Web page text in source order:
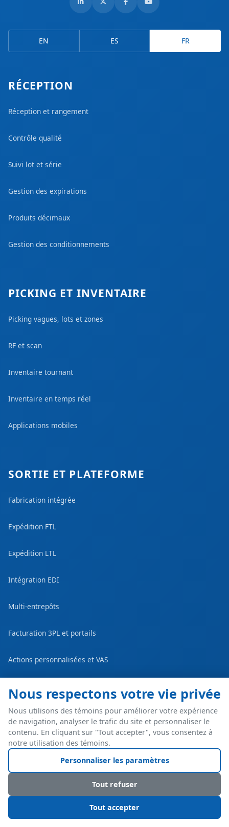
EN ES FR
RÉCEPTION
Réception et rangement
Contrôle qualité
Suivi lot et série
Gestion des expirations
Produits décimaux
Gestion des conditionnements
PICKING ET INVENTAIRE
Picking vagues, lots et zones
RF et scan
Inventaire tournant
Inventaire en temps réel
Applications mobiles
SORTIE ET PLATEFORME
Fabrication intégrée
Expédition FTL
Expédition LTL
Intégration EDI
Multi-entrepôts
Facturation 3PL et portails
Actions personnalisées et VAS
Rapports et analytique
Intégrations
WMS 3PL
Nous respectons votre vie privée
Nous utilisons des témoins pour améliorer votre expérience
de navigation, analyser le trafic du site et personnaliser le
contenu. En cliquant sur "Tout accepter", vous consentez à
notre utilisation des témoins.
Personnaliser les paramètres
Tout refuser
Tout accepter